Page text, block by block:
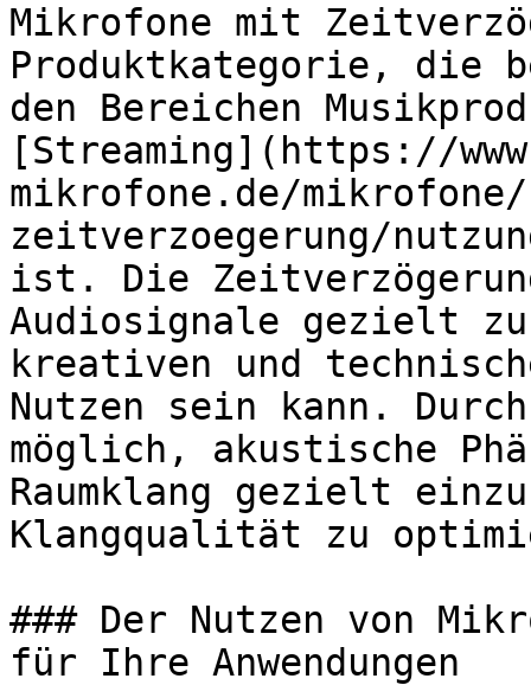
Mikrofone mit
Produktkategorie, die
den Bereichen
[Streaming](https://
mikrofone.de/
zeitverzoegerung/
ist. Die
Audiosignale gezielt
kreativen und
Nutzen sein kann.
möglich, akustische
Raumklang gezielt
Klangqualität zu
### Der Nutzen von
für Ihre Anwendungen